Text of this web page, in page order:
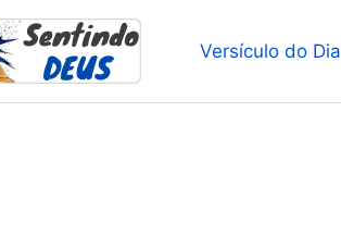
Versículo do Dia